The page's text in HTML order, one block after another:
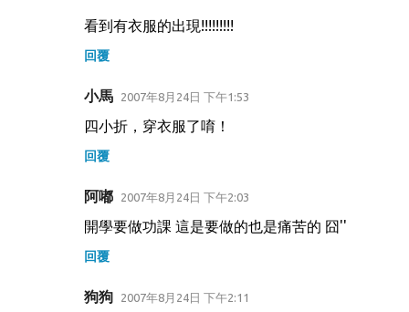
看到有衣服的出現!!!!!!!!!
回覆
小馬 2007年8月24日 下午1:53
四小折，穿衣服了唷！
回覆
阿嘟 2007年8月24日 下午2:03
開學要做功課 這是要做的也是痛苦的 囧''
回覆
狗狗 2007年8月24日 下午2:11